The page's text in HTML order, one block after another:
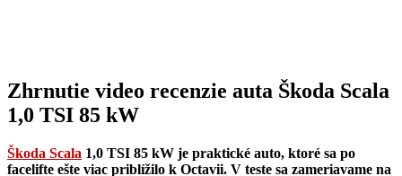
Zhrnutie video recenzie auta Škoda Scala
1,0 TSI 85 kW
Škoda Scala 1,0 TSI 85 kW je praktické auto, ktoré sa po
facelifte ešte viac priblížilo k Octavii. V teste sa zameriavame na